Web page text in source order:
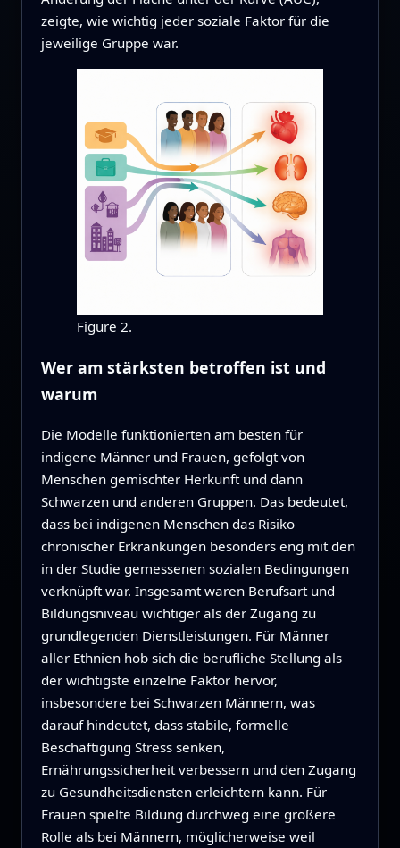
zeigte, wie wichtig jeder soziale Faktor für die
jeweilige Gruppe war.
Figure 2.
Wer am stärksten betroffen ist und
warum
Die Modelle funktionierten am besten für
indigene Männer und Frauen, gefolgt von
Menschen gemischter Herkunft und dann
Schwarzen und anderen Gruppen. Das bedeutet,
dass bei indigenen Menschen das Risiko
chronischer Erkrankungen besonders eng mit den
in der Studie gemessenen sozialen Bedingungen
verknüpft war. Insgesamt waren Berufsart und
Bildungsniveau wichtiger als der Zugang zu
grundlegenden Dienstleistungen. Für Männer
aller Ethnien hob sich die berufliche Stellung als
der wichtigste einzelne Faktor hervor,
insbesondere bei Schwarzen Männern, was
darauf hindeutet, dass stabile, formelle
Beschäftigung Stress senken,
Ernährungssicherheit verbessern und den Zugang
zu Gesundheitsdiensten erleichtern kann. Für
Frauen spielte Bildung durchweg eine größere
Rolle als bei Männern, möglicherweise weil